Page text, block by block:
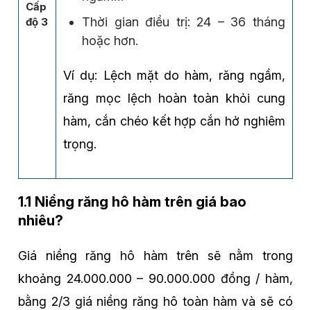
Cấp
độ 3
Thời gian điều trị: 24 – 36 tháng
hoặc hơn.
Ví dụ: Lệch mặt do hàm, răng ngầm,
răng mọc lệch hoàn toàn khỏi cung
hàm, cắn chéo kết hợp cắn hở nghiêm
trọng.
1.1 Niềng răng hô hàm trên giá bao
nhiêu?
Giá niềng răng hô hàm trên sẽ nằm trong
khoảng 24.000.000 – 90.000.000 đồng / hàm,
bằng 2/3 giá niềng răng hô toàn hàm và sẽ có